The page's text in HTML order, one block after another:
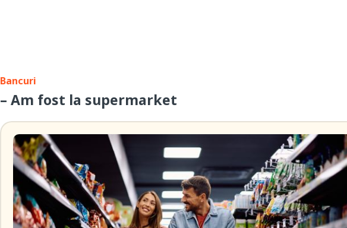
Bancuri
– Am fost la supermarket